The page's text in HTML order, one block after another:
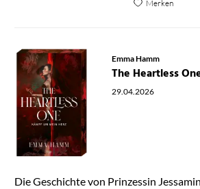
Merken
Emma Hamm
The Heartless
29.04.2026
Die Geschichte von Prinzessin